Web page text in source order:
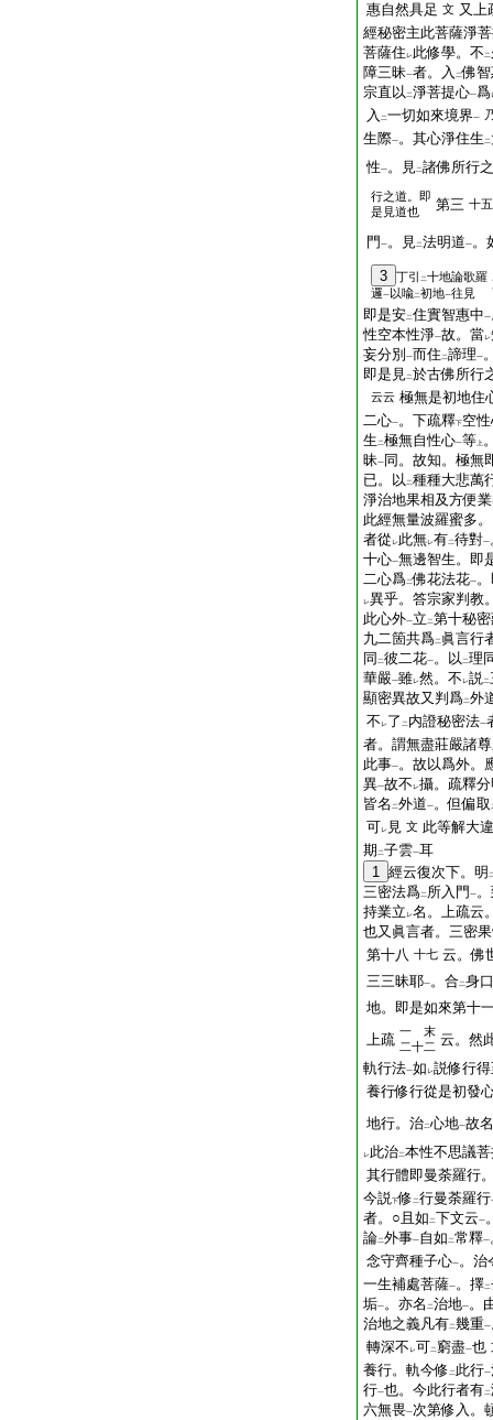
惠自然具足 文 又上
經秘密主此菩薩淨
菩薩住 レ此修學。不 二
障三昧一者。入 二佛
宗直以 二淨菩提心一爲
入 二一切如來境界一
生際一。其心淨住生 二
性一。見二諸佛所行
行之道。即
是見道也
第三 十
門 一。見二法明道一。
3 丁引 二十地論歌羅
邏一以喩二初地一往見
即是安二住實智惠中一
性空本性淨一故。當レ
妄分別 一而住 二諦理一
即是見二於古佛所行
云云 極無是初地住
二心一。下疏釋下空
生 二極無自性心一等 上
昧一 同。故知。極無
已。以 二種種大悲萬
淨治地果相及方便業
此經無量波羅蜜多
者從 レ此無レ有二待對一
十心一無邊智生。即
二心爲二佛花法花一
レ異乎。答宗家判教
此心外一立 二第十秘
九二箇共爲二 眞言行
同 二彼二花一。以 二理
華嚴一雖レ然。不 レ説二
顯密異故又判爲二外
不 レ了 二 内證秘密法一
者。謂無盡莊嚴諸
此事一。故以爲外。
異一故不 レ攝。疏釋
皆名 二外道一。但偏取
可レ 見 文 此等解大違
期 二子雲一耳
1 經云復次下。明
三密法爲二 所入門 一
持業立 レ名。上疏云
也又眞言者。三密
第十八 十七 云。佛
三三昧耶一。合二身
地。即是如來第十
上疏 一 末
二十二 云。然
軌行法一如 レ説修行
養行修行從是初發
地行。治二心地一故名
レ此治二本性不思議
其行體即曼荼羅行
今説下修 二行曼荼羅行
者。○且如 二下文云一
論二外事一自如 二常釋一
念守齊種子心一。治
一生補處菩薩一。擇二
垢一。亦名 二治地一。
治地之義凡有二幾重一
轉深不 レ可二窮盡一也
養行。軌今修 二 此行一
行一也。今此行者有二
六無畏一次第修入。